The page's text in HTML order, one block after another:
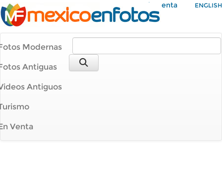
Mi Cuenta ENGLISH
Modernas
Antiguas
Antiguos
Venta